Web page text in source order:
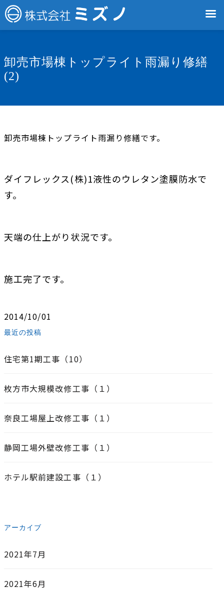
卸売市場棟トップライト雨漏り修繕
(2)
卸売市場棟トップライト雨漏り修繕です。
ダイフレックス(株)1液性のウレタン塗膜防水で
す。
天端の仕上がり状況です。
施工完了です。
2014/10/01
最近の投稿
住宅第1期工事（10）
枚方市大規模改修工事（１）
奈良工場屋上改修工事（１）
静岡工場外壁改修工事（１）
ホテル駅前建設工事（１）
アーカイブ
2021年7月
2021年6月